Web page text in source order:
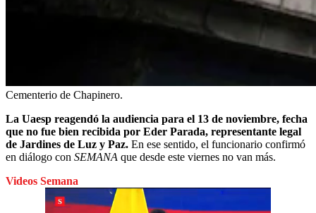
Cementerio de Chapinero.
La Uaesp reagendó la audiencia para el 13 de noviembre, fecha
que no fue bien recibida por Eder Parada, representante legal
de Jardines de Luz y Paz. En ese sentido, el funcionario confirmó
en diálogo con SEMANA que desde este viernes no van más.
Videos Semana